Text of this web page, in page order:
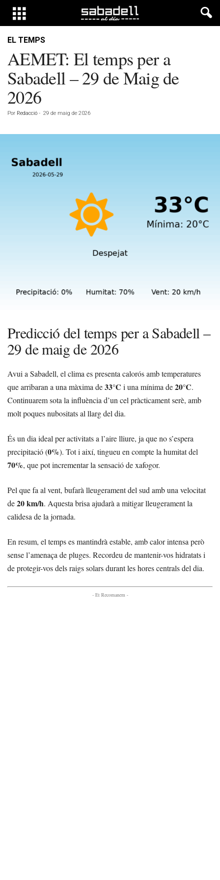
EL TEMPS
AEMET: El temps per a
Sabadell – 29 de Maig de
2026
Por Redacció - 29 de maig de 2026
Predicció del temps per a Sabadell –
29 de maig de 2026
Avui a Sabadell, el clima es presenta calorós amb temperatures
que arribaran a una màxima de33°C i una mínima de20°C.
Continuarem sota la influència d’un cel pràcticament serè, amb
molt poques nubositats al llarg del dia.
És un dia ideal per activitats a l’aire lliure, ja que no s’espera
precipitació (0%). Tot i així, tingueu en compte la humitat del
70%, que pot incrementar la sensació de xafogor.
Pel que fa al vent, bufarà lleugerament del sud amb una velocitat
de20 km/h. Aquesta brisa ajudarà a mitigar lleugerament la
calidesa de la jornada.
En resum, el temps es mantindrà estable, amb calor intensa però
sense l’amenaça de pluges. Recordeu de mantenir-vos hidratats i
de protegir-vos dels raigs solars durant les hores centrals del dia.
- Et Recomanem -